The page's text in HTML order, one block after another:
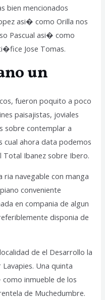
bien mencionados
asi� como Orilla nos
Pascual asi� como
Jose Tomas.
un
fueron poquito a poco
paisajistas, joviales
sobre contemplar a
cual ahora data podemos
Total Ibanez sobre Ibero.
ria navegable con manga
conveniente
en compania de algun
disponia de
de el Desarrollo la
Una quinta
inmueble de los
de Muchedumbre.